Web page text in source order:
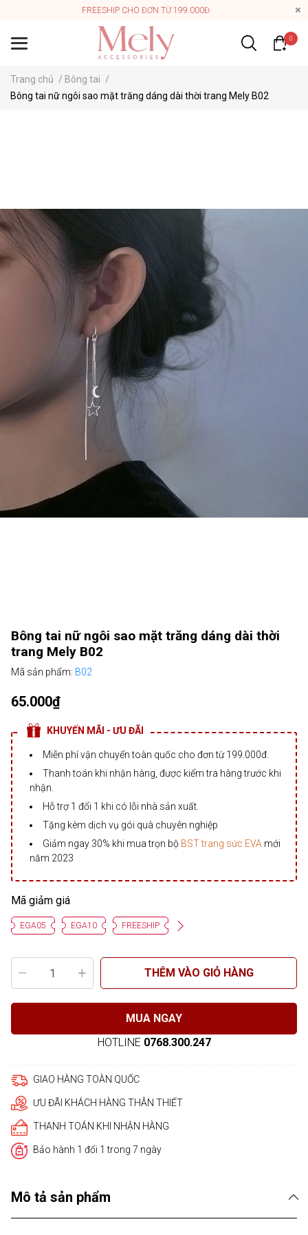
FREESHIP CHO ĐƠN TỪ 199.000Đ
0
Trang chủ / Bông tai /
Bông tai nữ ngôi sao mặt trăng dáng dài thời trang Mely B02
Bông tai nữ ngôi sao mặt trăng dáng dài thời
trang Mely B02
Mã sản phẩm: B02
65.000₫
KHUYẾN MÃI - ƯU ĐÃI
Miễn phí vận chuyển toàn quốc cho đơn từ 199.000đ.
Thanh toán khi nhận hàng, được kiểm tra hàng trước khi
nhận.
Hỗ trợ 1 đổi 1 khi có lỗi nhà sản xuất.
Tặng kèm dịch vụ gói quà chuyên nghiệp
Giảm ngay 30% khi mua trọn bộ BST trang sức EVA mới
năm 2023
Mã giảm giá
EGA05 EGA10 FREESHIP
THÊM VÀO GIỎ HÀNG
MUA NGAY
HOTLINE 0768.300.247
GIAO HÀNG TOÀN QUỐC
ƯU ĐÃI KHÁCH HÀNG THÂN THIẾT
THANH TOÁN KHI NHẬN HÀNG
Bảo hành 1 đổi 1 trong 7 ngày
Mô tả sản phẩm